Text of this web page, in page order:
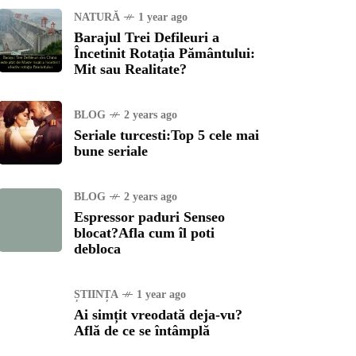
NATURĂ 1 year ago
Barajul Trei Defileuri a
Încetinit Rotația Pământului:
Mit sau Realitate?
BLOG 2 years ago
Seriale turcesti:Top 5 cele mai
bune seriale
BLOG 2 years ago
Espressor paduri Senseo
blocat?Afla cum îl poti
debloca
ȘTIINȚA 1 year ago
Ai simțit vreodată deja-vu?
Află de ce se întâmplă